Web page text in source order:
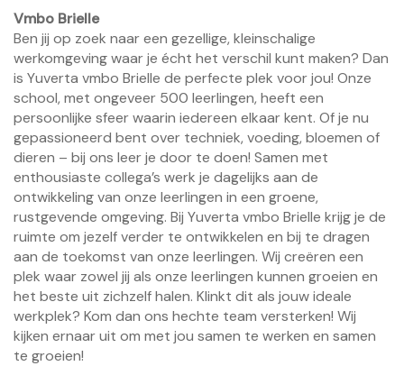
Vmbo Brielle
Ben jij op zoek naar een gezellige, kleinschalige
werkomgeving waar je écht het verschil kunt maken? Dan
is Yuverta vmbo Brielle de perfecte plek voor jou! Onze
school, met ongeveer 500 leerlingen, heeft een
persoonlijke sfeer waarin iedereen elkaar kent. Of je nu
gepassioneerd bent over techniek, voeding, bloemen of
dieren – bij ons leer je door te doen! Samen met
enthousiaste collega’s werk je dagelijks aan de
ontwikkeling van onze leerlingen in een groene,
rustgevende omgeving. Bij Yuverta vmbo Brielle krijg je de
ruimte om jezelf verder te ontwikkelen en bij te dragen
aan de toekomst van onze leerlingen. Wij creëren een
plek waar zowel jij als onze leerlingen kunnen groeien en
het beste uit zichzelf halen. Klinkt dit als jouw ideale
werkplek? Kom dan ons hechte team versterken! Wij
kijken ernaar uit om met jou samen te werken en samen
te groeien!